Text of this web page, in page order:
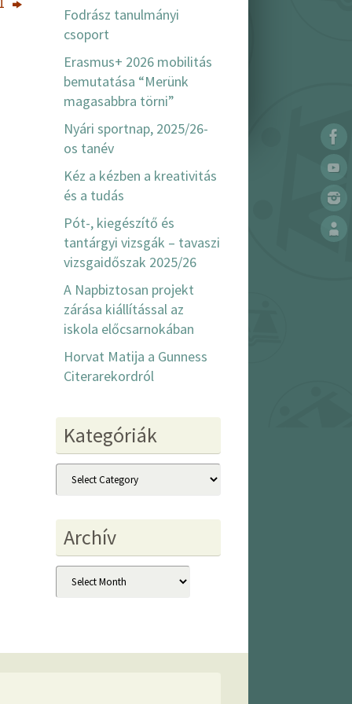
Fodrász tanulmányi
csoport
Erasmus+ 2026 mobilitás
bemutatása “Merünk
magasabbra törni”
Nyári sportnap, 2025/26-
os tanév
Kéz a kézben a kreativitás
és a tudás
Pót-, kiegészítő és
tantárgyi vizsgák – tavaszi
vizsgaidőszak 2025/26
A Napbiztosan projekt
zárása kiállítással az
iskola előcsarnokában
Horvat Matija a Gunness
Citerarekordról
Kategóriák
Kategóriák
Archív
Archív